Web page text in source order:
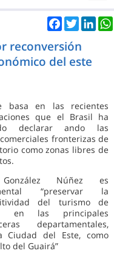
Facebook
Twitter
reconversión
del este
basa en las recientes
que el Brasil ha
declarar ando las
fronterizas de
como zonas libres de
Núñez es
“preservar la
del turismo de
en las principales
departamentales,
Ciudad del Este, como
del Guairá”